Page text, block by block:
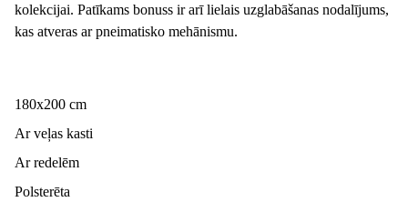
kolekcijai. Patīkams bonuss ir arī lielais uzglabāšanas nodalījums,
kas atveras ar pneimatisko mehānismu.
180x200 cm
Ar veļas kasti
Ar redelēm
Polsterēta